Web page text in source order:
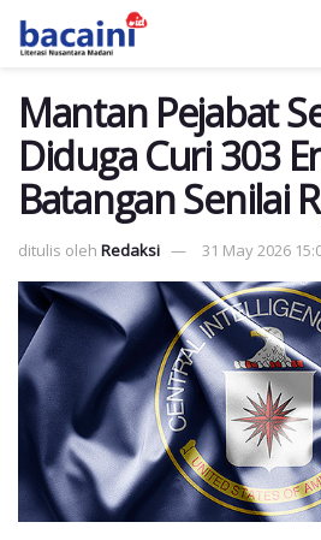
Mantan Pejabat
Diduga Curi 303
Batangan Senilai
ditulis oleh Redaksi 31 May 2026